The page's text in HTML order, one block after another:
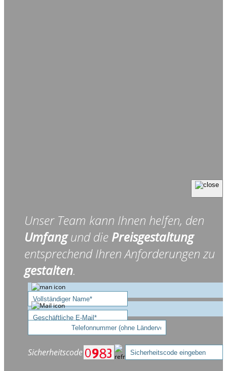
Unser Team kann Ihnen helfen, den
Umfangund die Preisgestaltung
entsprechend Ihren Anforderungen zu
gestalten.
Sicherheitscode